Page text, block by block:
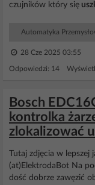
czujników który się
Automatyka
28 Cze 2025 03:55
Odpowiedzi: 14
Bosch
kontrolka
zlokalizować
Tutaj zdjęcia w
(at)ElektrodaBot Na
dość dobrze zawęzić